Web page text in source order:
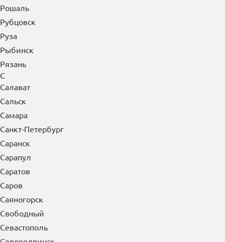
Рошаль
Рубцовск
Руза
Рыбинск
Рязань
С
Салават
Сальск
Самара
Санкт-Петербург
Саранск
Сарапул
Саратов
Саров
Саяногорск
Свободный
Севастополь